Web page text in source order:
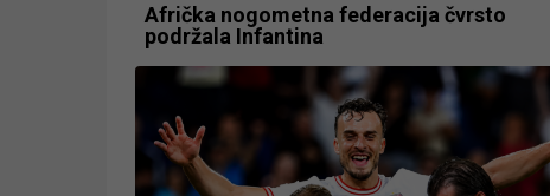
Afrička nogometna federacija čvrsto
podržala Infantina